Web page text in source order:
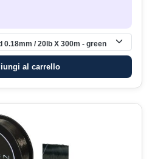
0.18mm / 20lb X 300m - green
al carrello